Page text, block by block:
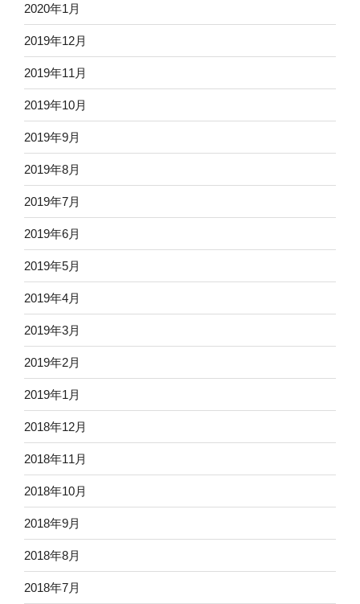
2020年1月
2019年12月
2019年11月
2019年10月
2019年9月
2019年8月
2019年7月
2019年6月
2019年5月
2019年4月
2019年3月
2019年2月
2019年1月
2018年12月
2018年11月
2018年10月
2018年9月
2018年8月
2018年7月